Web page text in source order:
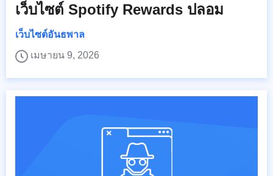
เว็บไซต์ Spotify Rewards ปลอม
เว็บไซต์อันธพาล
เมษายน 9, 2026